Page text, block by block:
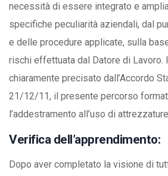
necessità di essere integrato e
specifiche peculiarità aziendali, dal
e delle procedure applicate, sulla
rischi effettuata dal Datore di Lavoro.
chiaramente precisato dall’Accordo
21/12/11, il presente percorso
l’addestramento all’uso di
Verifica dell’apprendimento:
Dopo aver completato la visione di